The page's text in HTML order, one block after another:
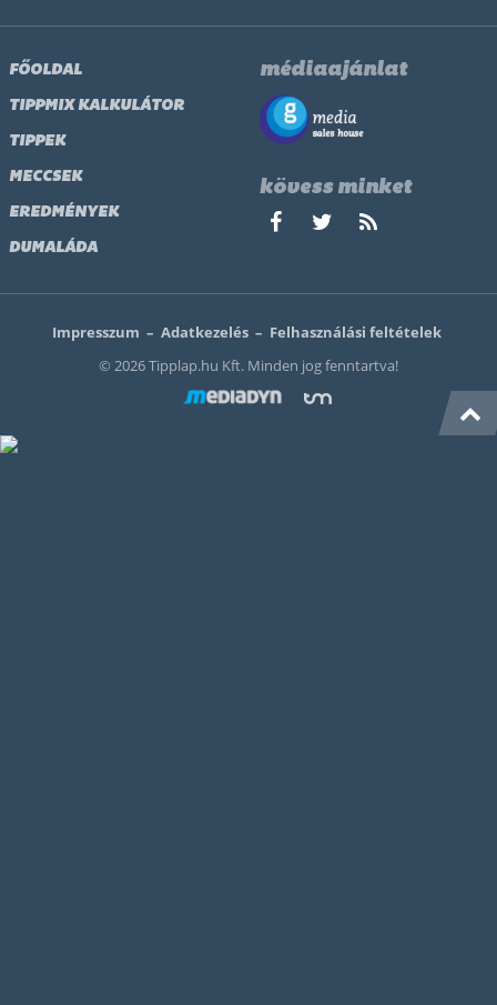
FŐOLDAL
TIPPMIX KALKULÁTOR
TIPPEK
MECCSEK
EREDMÉNYEK
DUMALÁDA
médiaajánlat
kövess minket
Impresszum – Adatkezelés – Felhasználási feltételek
© 2026 Tipplap.hu Kft. Minden jog fenntartva!